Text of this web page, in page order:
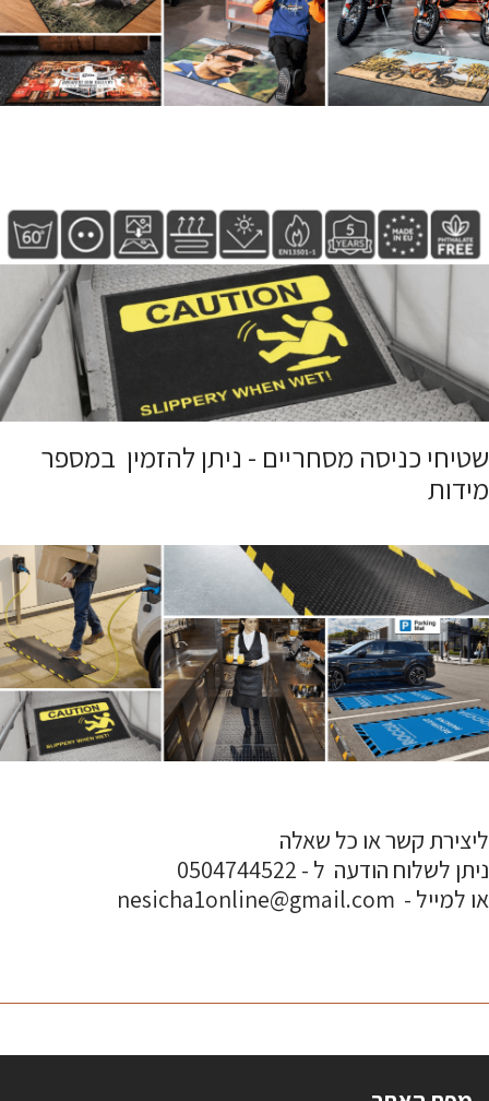
שטיחי כניסה מסחריים - ניתן להזמין במספר
מידות
ליצירת קשר או כל שאלה
ניתן לשלוח הודעה ל - 0504744522
או למייל - nesicha1online@gmail.com